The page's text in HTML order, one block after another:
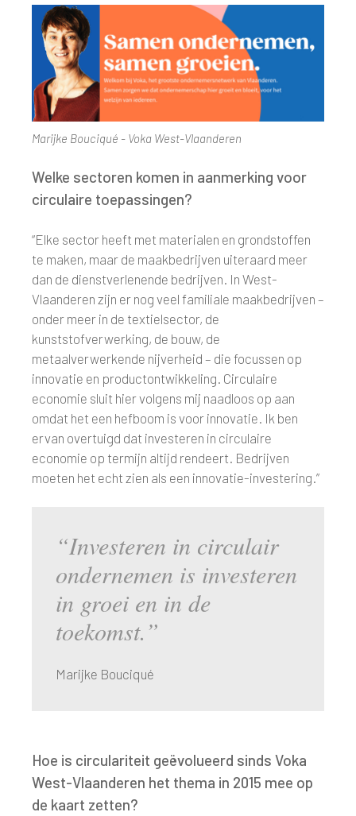
Marijke Bouciqué - Voka West-Vlaanderen
Welke sectoren komen in aanmerking voor
circulaire toepassingen?
“Elke sector heeft met materialen en grondstoffen
te maken, maar de maakbedrijven uiteraard meer
dan de dienstverlenende bedrijven. In West-
Vlaanderen zijn er nog veel familiale maakbedrijven –
onder meer in de textielsector, de
kunststofverwerking, de bouw, de
metaalverwerkende nijverheid – die focussen op
innovatie en productontwikkeling. Circulaire
economie sluit hier volgens mij naadloos op aan
omdat het een hefboom is voor innovatie. Ik ben
ervan overtuigd dat investeren in circulaire
economie op termijn altijd rendeert. Bedrijven
moeten het echt zien als een innovatie-investering.”
“Investeren in circulair
ondernemen is investeren
in groei en in de
toekomst.”
Marijke Bouciqué
Hoe is circulariteit geëvolueerd sinds Voka
West-Vlaanderen het thema in 2015 mee op
de kaart zetten?